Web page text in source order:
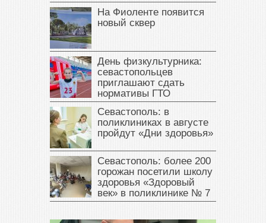
На Фиоленте появится
новый сквер
День физкультурника:
севастопольцев
приглашают сдать
нормативы ГТО
Севастополь: в
поликлиниках в августе
пройдут «Дни здоровья»
Севастополь: более 200
горожан посетили школу
здоровья «Здоровый
век» в поликлинике № 7